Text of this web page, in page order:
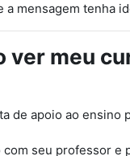
mensagem tenha
ver meu
de apoio ao
seu professor e